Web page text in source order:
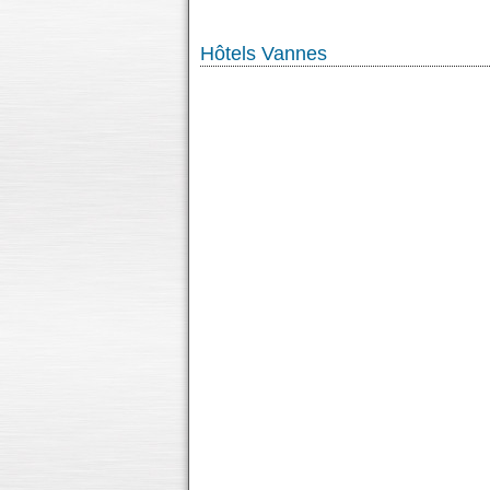
Hôtels Vannes